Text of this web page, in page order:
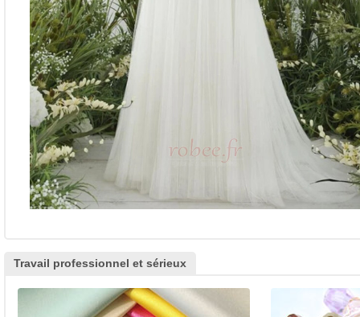
Travail professionnel et sérieux